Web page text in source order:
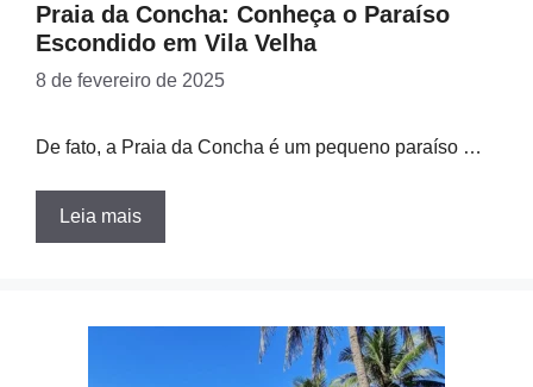
Praia da Concha: Conheça o Paraíso
Escondido em Vila Velha
8 de fevereiro de 2025
De fato, a Praia da Concha é um pequeno paraíso …
Leia mais